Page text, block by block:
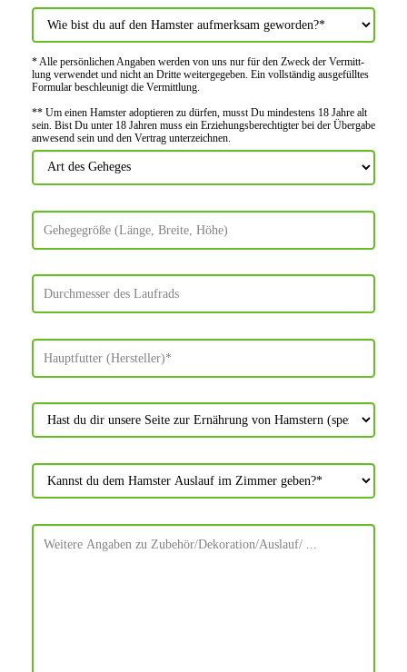
* Alle persön­lichen Angaben werden von uns nur für den Zweck der Vermitt­
lung verwendet und nicht an Dritte weiter­gegeben. Ein voll­ständig ausge­fülltes
Formular beschleu­nigt die Vermitt­lung.
** Um einen Hamster adoptieren zu dürfen, musst Du mindes­tens 18 Jahre alt
sein. Bist Du unter 18 Jahren muss ein Erziehungs­berechtigter bei der Über­gabe
anwes­end sein und den Vertrag unter­zeichnen.